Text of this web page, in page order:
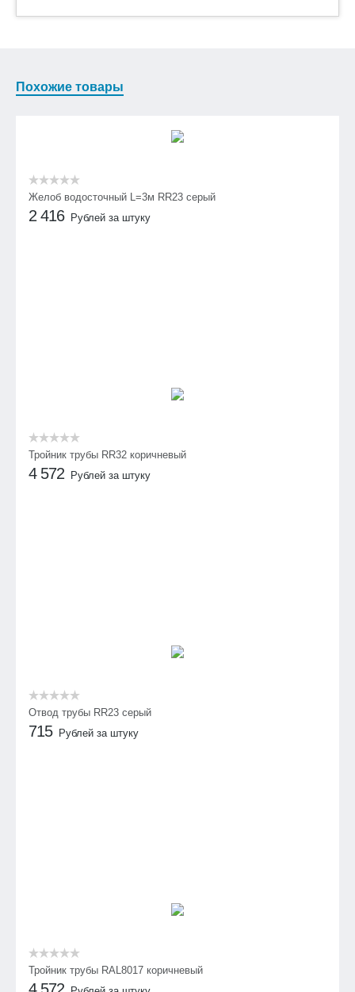
Похожие товары
Желоб водосточный L=3м RR23 серый
2 416 Рублей за штуку
Тройник трубы RR32 коричневый
4 572 Рублей за штуку
Отвод трубы RR23 серый
715 Рублей за штуку
Тройник трубы RAL8017 коричневый